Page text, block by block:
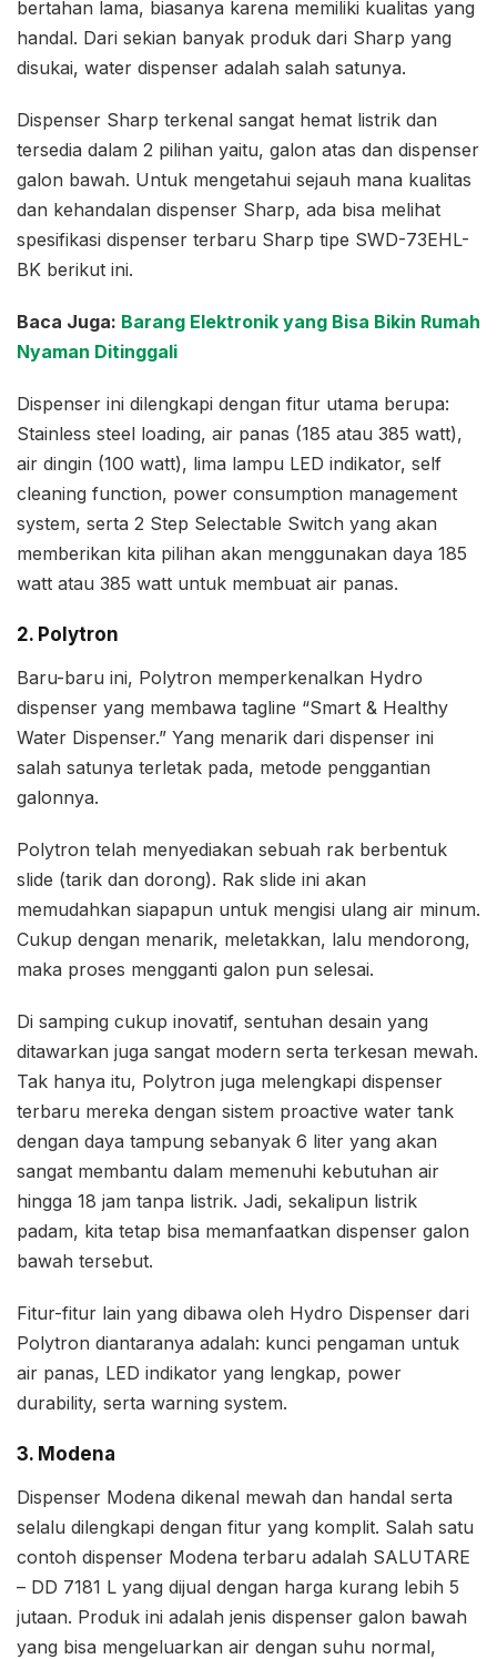
bertahan lama, biasanya karena memiliki kualitas yang
handal. Dari sekian banyak produk dari Sharp yang
disukai, water dispenser adalah salah satunya.
Dispenser Sharp terkenal sangat hemat listrik dan
tersedia dalam 2 pilihan yaitu, galon atas dan dispenser
galon bawah. Untuk mengetahui sejauh mana kualitas
dan kehandalan dispenser Sharp, ada bisa melihat
spesifikasi dispenser terbaru Sharp tipe SWD-73EHL-
BK berikut ini.
Baca Juga: Barang Elektronik yang Bisa Bikin Rumah
Nyaman Ditinggali
Dispenser ini dilengkapi dengan fitur utama berupa:
Stainless steel loading, air panas (185 atau 385 watt),
air dingin (100 watt), lima lampu LED indikator, self
cleaning function, power consumption management
system, serta 2 Step Selectable Switch yang akan
memberikan kita pilihan akan menggunakan daya 185
watt atau 385 watt untuk membuat air panas.
2. Polytron
Baru-baru ini, Polytron memperkenalkan Hydro
dispenser yang membawa tagline “Smart & Healthy
Water Dispenser.” Yang menarik dari dispenser ini
salah satunya terletak pada, metode penggantian
galonnya.
Polytron telah menyediakan sebuah rak berbentuk
slide (tarik dan dorong). Rak slide ini akan
memudahkan siapapun untuk mengisi ulang air minum.
Cukup dengan menarik, meletakkan, lalu mendorong,
maka proses mengganti galon pun selesai.
Di samping cukup inovatif, sentuhan desain yang
ditawarkan juga sangat modern serta terkesan mewah.
Tak hanya itu, Polytron juga melengkapi dispenser
terbaru mereka dengan sistem proactive water tank
dengan daya tampung sebanyak 6 liter yang akan
sangat membantu dalam memenuhi kebutuhan air
hingga 18 jam tanpa listrik. Jadi, sekalipun listrik
padam, kita tetap bisa memanfaatkan dispenser galon
bawah tersebut.
Fitur-fitur lain yang dibawa oleh Hydro Dispenser dari
Polytron diantaranya adalah: kunci pengaman untuk
air panas, LED indikator yang lengkap, power
durability, serta warning system.
3. Modena
Dispenser Modena dikenal mewah dan handal serta
selalu dilengkapi dengan fitur yang komplit. Salah satu
contoh dispenser Modena terbaru adalah SALUTARE
– DD 7181 L yang dijual dengan harga kurang lebih 5
jutaan. Produk ini adalah jenis dispenser galon bawah
yang bisa mengeluarkan air dengan suhu normal,